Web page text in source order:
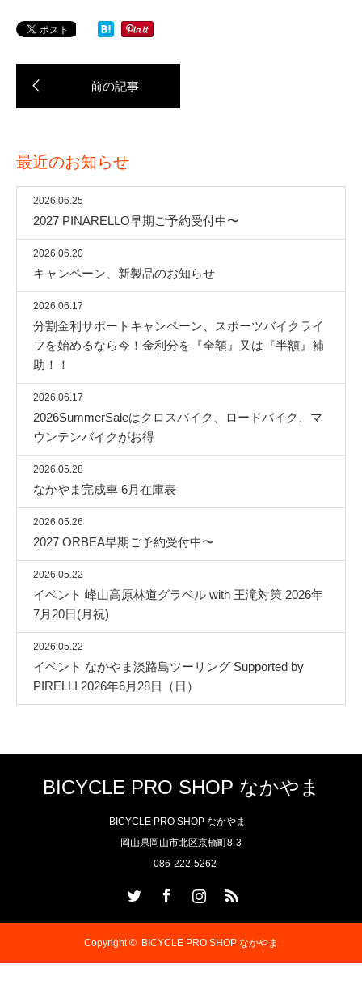
最近のお知らせ
2026.06.25
2027 PINARELLO早期ご予約受付中〜
2026.06.20
キャンペーン、新製品のお知らせ
2026.06.17
分割金利サポートキャンペーン、スポーツバイクライ
フを始めるなら今！金利分を『全額』又は『半額』補
助！！
2026.06.17
2026SummerSaleはクロスバイク、ロードバイク、マ
ウンテンバイクがお得
2026.05.28
なかやま完成車 6月在庫表
2026.05.26
2027 ORBEA早期ご予約受付中〜
2026.05.22
イベント 峰山高原林道グラベル with 王滝対策 2026年
7月20日(月祝)
2026.05.22
イベント なかやま淡路島ツーリング Supported by
PIRELLI 2026年6月28日（日）
BICYCLE PRO SHOP なかやま
BICYCLE PRO SHOP なかやま
岡山県岡山市北区京橋町8-3
086-222-5262
Copyright © BICYCLE PRO SHOP なかやま